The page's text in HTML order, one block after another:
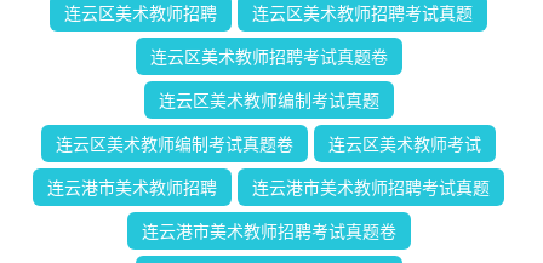
连云区美术教师招聘 连云区美术教师招聘考试真题
连云区美术教师招聘考试真题卷
连云区美术教师编制考试真题
连云区美术教师编制考试真题卷 连云区美术教师考试
连云港市美术教师招聘 连云港市美术教师招聘考试真题
连云港市美术教师招聘考试真题卷